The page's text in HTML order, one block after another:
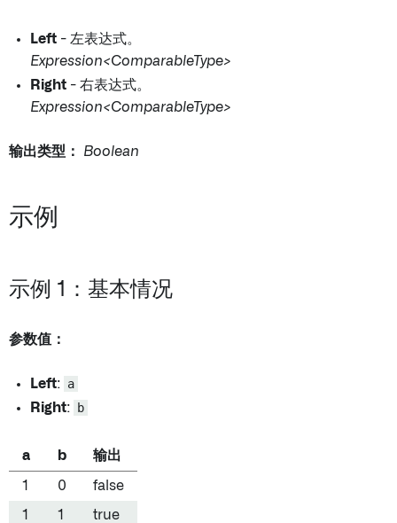
Left - 左表达式。
Expression<ComparableType>
Right - 右表达式。
Expression<ComparableType>
输出类型： Boolean
示例
示例 1：基本情况
参数值：
Left: a
Right: b
a b 输出
1 0 false
1 1 true